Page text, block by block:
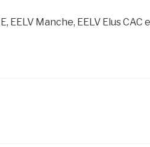
EELV Manche, EELV Elus CAC